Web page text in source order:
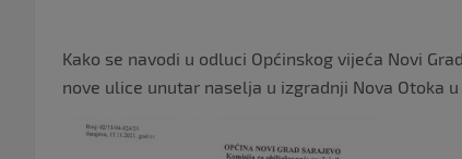
Kako se navodi u odluci Općinskog vijeća Novi
nove ulice unutar naselja u izgradnji Nova Otoka